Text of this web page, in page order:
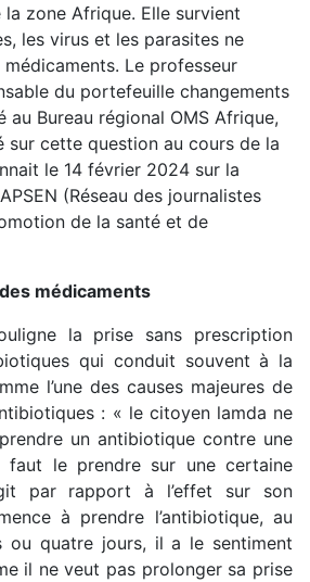
zone Afrique. Elle survient
les virus et les parasites ne
Le professeur
du portefeuille changements
au Bureau régional OMS Afrique,
sur cette question au cours de la
le 14 février 2024 sur la
(Réseau des journalistes
de la santé et de
médicaments
la prise sans prescription
qui conduit souvent à la
l’une des causes majeures de
: « le citoyen lamda ne
un antibiotique contre une
faut le prendre sur une certaine
par rapport à l’effet sur son
à prendre l’antibiotique, au
ou quatre jours, il a le sentiment
il ne veut pas prolonger sa prise